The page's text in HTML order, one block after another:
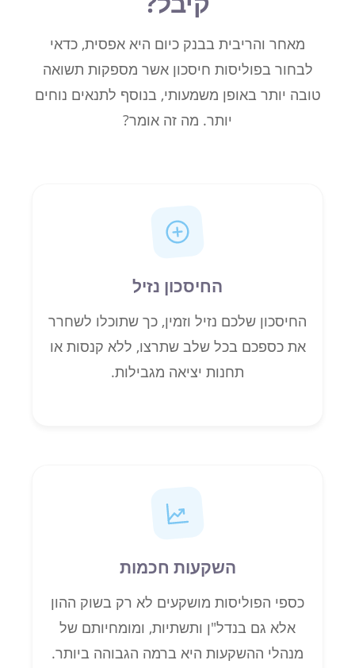
מאחר והריבית בבנק כיום היא אפסית, כדאי
לבחור בפוליסות חיסכון אשר מספקות תשואה
טובה יותר באופן משמעותי, בנוסף לתנאים נוחים
יותר. מה זה אומר?
החיסכון נזיל
החיסכון שלכם נזיל וזמין, כך שתוכלו לשחרר
את כספכם בכל שלב שתרצו, ללא קנסות או
תחנות יציאה מגבילות.
השקעות חכמות
כספי הפוליסות מושקעים לא רק בשוק ההון
אלא גם בנדל"ן ותשתיות, ומומחיותם של
מנהלי ההשקעות היא ברמה הגבוהה ביותר.